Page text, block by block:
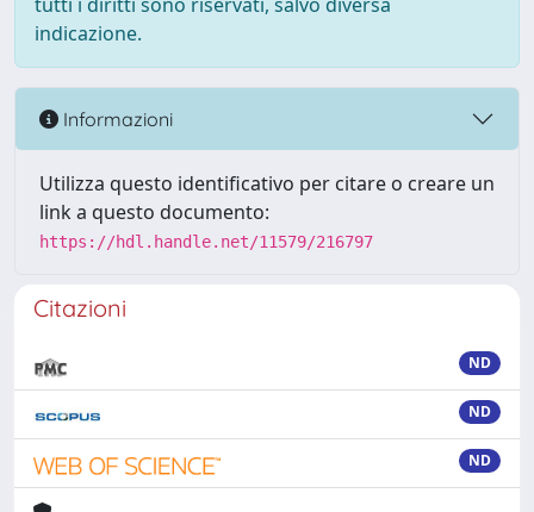
indicazione.
Informazioni
Utilizza questo identificativo per citare o creare un
link a questo documento:
https://hdl.handle.net/11579/216797
Citazioni
ND
ND
ND